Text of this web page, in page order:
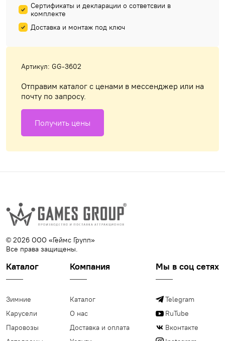
Сертификаты и декларации о сответсвии в
комплекте
Доставка и монтаж под ключ
Артикул: GG-3602
Отправим каталог с ценами в мессенджер или на
почту по запросу.
Получить цены
© 2026 ООО «Геймс Групп»
Все права защищены.
Каталог
Зимние
Карусели
Паровозы
Компания
Каталог
О нас
Доставка и оплата
Мы в соц сетях
Telegram
RuTube
Вконтакте